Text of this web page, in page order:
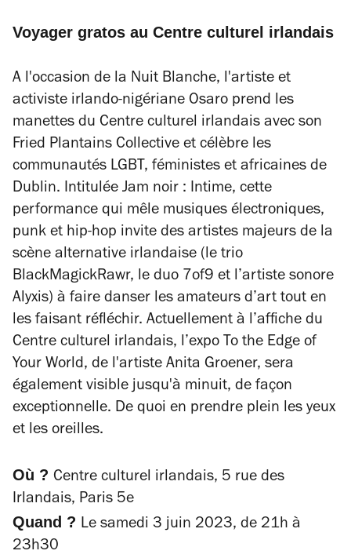
Voyager gratos au Centre culturel irlandais
A l'occasion de la Nuit Blanche, l'artiste et
activiste irlando-nigériane Osaro prend les
manettes du Centre culturel irlandais avec son
Fried Plantains Collective et célèbre les
communautés LGBT, féministes et africaines de
Dublin. Intitulée Jam noir : Intime, cette
performance qui mêle musiques électroniques,
punk et hip-hop invite des artistes majeurs de la
scène alternative irlandaise (le trio
BlackMagickRawr, le duo 7of9 et l’artiste sonore
Alyxis) à faire danser les amateurs d’art tout en
les faisant réfléchir. Actuellement à l’affiche du
Centre culturel irlandais, l’expo To the Edge of
Your World, de l'artiste Anita Groener, sera
également visible jusqu'à minuit, de façon
exceptionnelle. De quoi en prendre plein les yeux
et les oreilles.
Où ? Centre culturel irlandais, 5 rue des
Irlandais, Paris 5e
Quand ? Le samedi 3 juin 2023, de 21h à
23h30